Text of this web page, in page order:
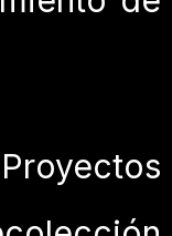
Proyectos